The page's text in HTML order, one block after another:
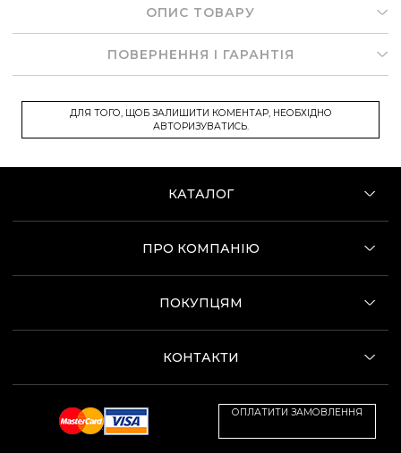
ОПИС ТОВАРУ
ПОВЕРНЕННЯ І ГАРАНТІЯ
ДЛЯ ТОГО, ЩОБ ЗАЛИШИТИ КОМЕНТАР, НЕОБХІДНО
АВТОРИЗУВАТИСЬ.
КАТАЛОГ
ПРО КОМПАНІЮ
ПОКУПЦЯМ
КОНТАКТИ
ОПЛАТИТИ ЗАМОВЛЕННЯ